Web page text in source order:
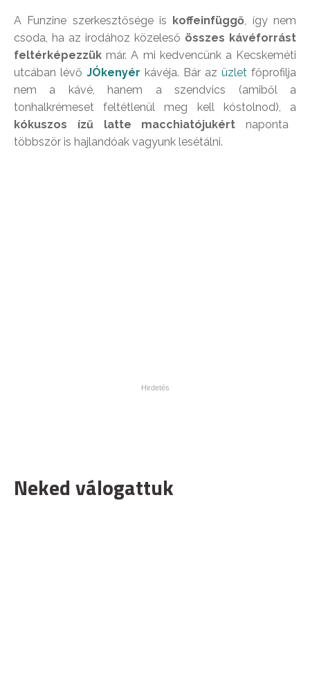
A Funzine szerkesztősége is koffeinfüggő, így nem
csoda, ha az irodához közeleső összes kávéforrást
feltérképezzük már. A mi kedvencünk a Kecskeméti
utcában lévő JÓkenyér kávéja. Bár az üzlet főprofilja
nem a kávé, hanem a szendvics (amiből a
tonhalkrémeset feltétlenül meg kell kóstolnod), a
kókuszos ízű latte macchiatójukért naponta
többször is hajlandóak vagyunk lesétálni.
Neked válogattuk